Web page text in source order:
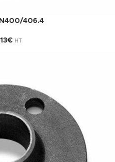
406.4
€ HT